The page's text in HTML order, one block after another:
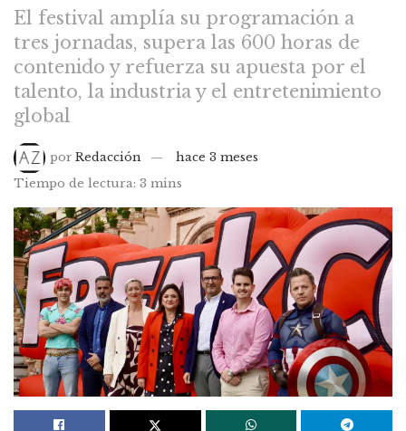
El festival amplía su programación a
tres jornadas, supera las 600 horas de
contenido y refuerza su apuesta por el
talento, la industria y el entretenimiento
global
por Redacción
hace 3 meses
Tiempo de lectura: 3 mins